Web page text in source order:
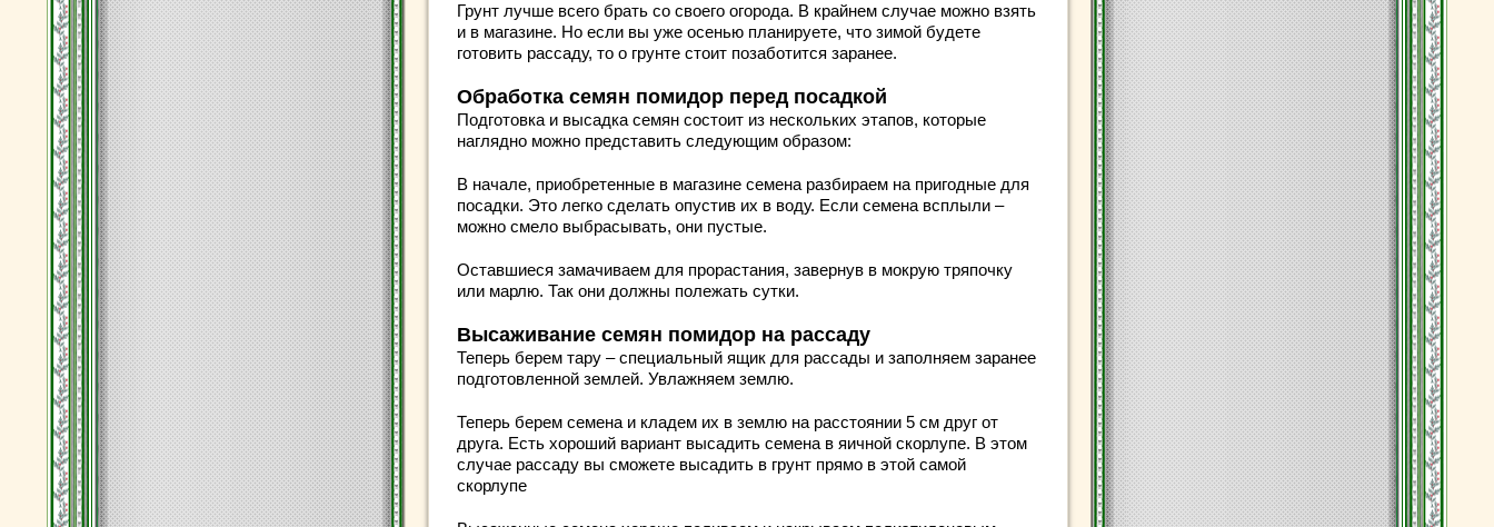
Грунт лучше всего брать со своего огорода. В крайнем случае можно взять
и в магазине. Но если вы уже осенью планируете, что зимой будете
готовить рассаду, то о грунте стоит позаботится заранее.
Обработка семян помидор перед посадкой
Подготовка и высадка семян состоит из нескольких этапов, которые
наглядно можно представить следующим образом:
В начале, приобретенные в магазине семена разбираем на пригодные для
посадки. Это легко сделать опустив их в воду. Если семена всплыли –
можно смело выбрасывать, они пустые.
Оставшиеся замачиваем для прорастания, завернув в мокрую тряпочку
или марлю. Так они должны полежать сутки.
Высаживание семян помидор на рассаду
Теперь берем тару – специальный ящик для рассады и заполняем заранее
подготовленной землей. Увлажняем землю.
Теперь берем семена и кладем их в землю на расстоянии 5 см друг от
друга. Есть хороший вариант высадить семена в яичной скорлупе. В этом
случае рассаду вы сможете высадить в грунт прямо в этой самой
скорлупе